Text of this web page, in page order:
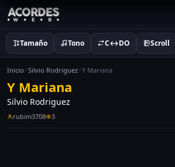
Tamaño Tono C↔DO Scroll
Inicio Silvio Rodriguez Y Mariana
Y Mariana
Silvio Rodriguez
rubim3708 3